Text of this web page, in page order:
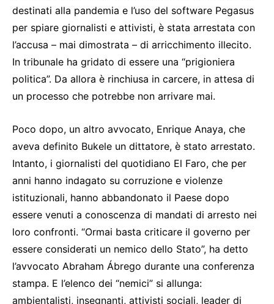
destinati alla pandemia e l’uso del software Pegasus
per spiare giornalisti e attivisti, è stata arrestata con
l’accusa – mai dimostrata – di arricchimento illecito.
In tribunale ha gridato di essere una “prigioniera
politica”. Da allora è rinchiusa in carcere, in attesa di
un processo che potrebbe non arrivare mai.
Poco dopo, un altro avvocato, Enrique Anaya, che
aveva definito Bukele un dittatore, è stato arrestato.
Intanto, i giornalisti del quotidiano El Faro, che per
anni hanno indagato su corruzione e violenze
istituzionali, hanno abbandonato il Paese dopo
essere venuti a conoscenza di mandati di arresto nei
loro confronti. “Ormai basta criticare il governo per
essere considerati un nemico dello Stato”, ha detto
l’avvocato Abraham Ábrego durante una conferenza
stampa. E l’elenco dei “nemici” si allunga:
ambientalisti, insegnanti, attivisti sociali, leader di